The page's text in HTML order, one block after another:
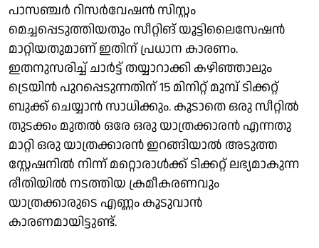
പാസഞ്ചർ റിസർവേഷൻ സിസ്റ്റം
മെച്ചപ്പെടുത്തിയതും സീറ്റിങ് യൂട്ടിലൈസേഷൻ
മാറ്റിയതുമാണ് ഇതിന് പ്രധാന കാരണം.
ഇതനുസരിച്ച് ചാർട്ട് തയ്യാറാക്കി കഴിഞ്ഞാലും
ട്രെയിൻ പുറപ്പെടുന്നതിന് 15 മിനിറ്റ് മുമ്പ് ടിക്കറ്റ്
ബുക്ക് ചെയ്യാൻ സാധിക്കും. കൂടാതെ ഒരു സീറ്റിൽ
തുടക്കം മുതൽ ഒരേ ഒരു യാത്രക്കാരൻ എന്നതു
മാറ്റി ഒരു യാത്രക്കാരൻ ഇറങ്ങിയാൽ അടുത്ത
സ്റ്റേഷനിൽ നിന്ന് മറ്റൊരാൾക്ക് ടിക്കറ്റ് ലഭ്യമാകുന്ന
രീതിയിൽ നടത്തിയ ക്രമീകരണവും
യാത്രക്കാരുടെ എണ്ണം കൂടുവാൻ
കാരണമായിട്ടുണ്ട്.